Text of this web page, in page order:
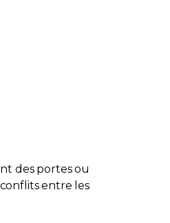
des portes ou
entre les